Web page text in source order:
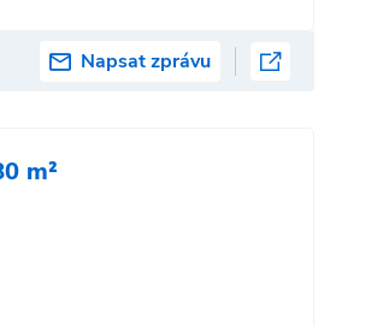
Napsat zprávu
m²